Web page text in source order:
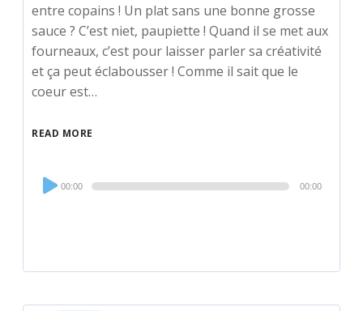
entre copains ! Un plat sans une bonne grosse
sauce ? C’est niet, paupiette ! Quand il se met aux
fourneaux, c’est pour laisser parler sa créativité
et ça peut éclabousser ! Comme il sait que le
coeur est…
READ MORE
Audio
Player
00:00 00:00